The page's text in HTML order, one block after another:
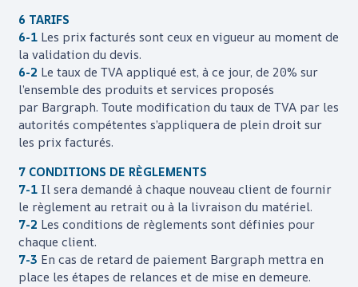
6 TARIFS
6-1 Les prix facturés sont ceux en vigueur au moment de
la validation du devis.
6-2 Le taux de TVA appliqué est, à ce jour, de 20% sur
l’ensemble des produits et services proposés
par Bargraph. Toute modification du taux de TVA par les
autorités compétentes s’appliquera de plein droit sur
les prix facturés.
7 CONDITIONS DE RÈGLEMENTS
7-1 Il sera demandé à chaque nouveau client de fournir
le règlement au retrait ou à la livraison du matériel.
7-2 Les conditions de règlements sont définies pour
chaque client.
7-3 En cas de retard de paiement Bargraphmettra en
place les étapes de relances et de mise en demeure.